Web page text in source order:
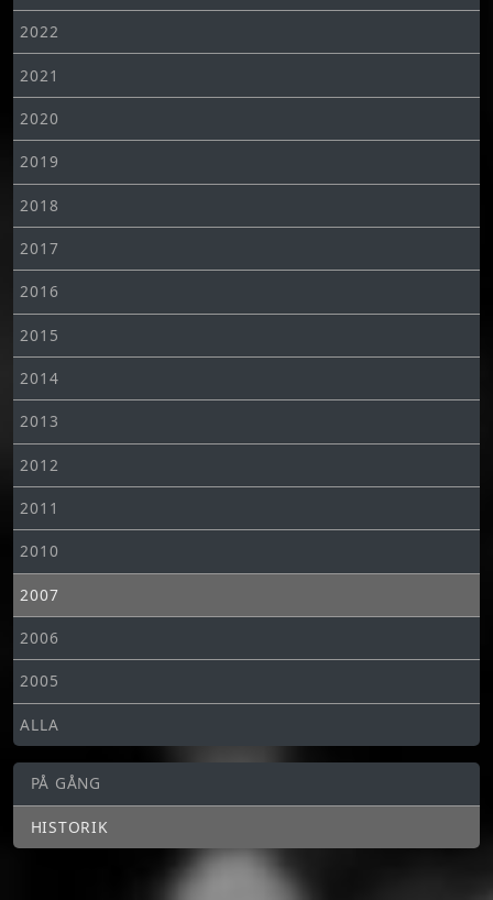
2022
2021
2020
2019
2018
2017
2016
2015
2014
2013
2012
2011
2010
2007
2006
2005
ALLA
PÅ GÅNG
HISTORIK